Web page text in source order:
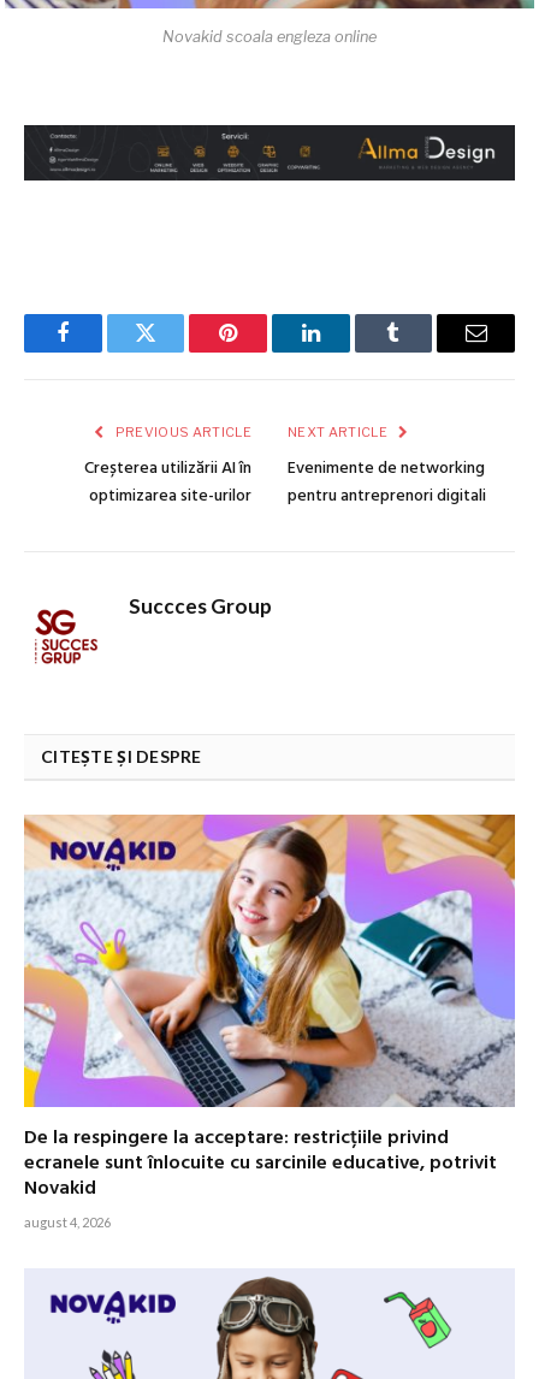
Novakid scoala engleza online
FacebookTwitter Pinterest LinkedInTumblr Email
PREVIOUS ARTICLE
Creșterea utilizării AI în
optimizarea site-urilor
NEXT ARTICLE
Evenimente de networking
pentru antreprenori digitali
Succces Group
CITEȘTE ȘI DESPRE
De la respingere la acceptare: restricțiile privind
ecranele sunt înlocuite cu sarcinile educative, potrivit
Novakid
august 4, 2026